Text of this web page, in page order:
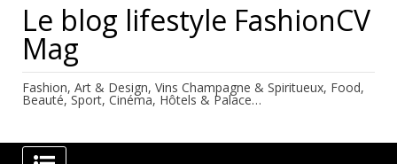
Le blog lifestyle FashionCV
Mag
Fashion, Art & Design, Vins Champagne & Spiritueux, Food,
Beauté, Sport, Cinéma, Hôtels & Palace…